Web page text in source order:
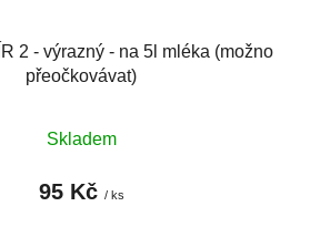
2 - výrazný - na 5l mléka (možno
přeočkovávat)
Skladem
95 Kč / ks